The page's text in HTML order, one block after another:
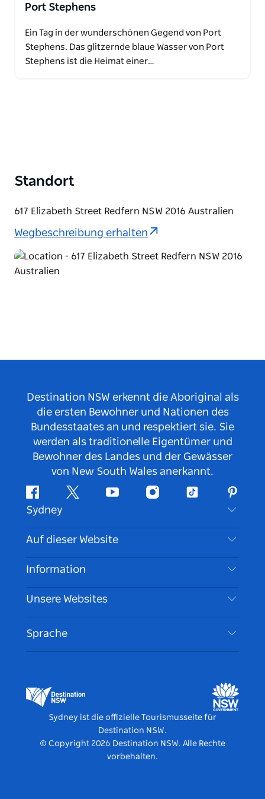
Port Stephens
Ein Tag in der wunderschönen Gegend von Port
Stephens. Das glitzernde blaue Wasser von Port
Stephens ist die Heimat einer…
Standort
617 Elizabeth Street Redfern NSW 2016 Australien
Wegbeschreibung erhalten
Destination NSW erkennt die Aboriginal als
die ersten Bewohner und Nationen des
Bundesstaates an und respektiert sie. Sie
werden als traditionelle Eigentümer und
Bewohner des Landes und der Gewässer
von New South Wales anerkannt.
FacebookTwitter YouTubeInstagramTikTok
Sydney
Kontaktieren Sie uns
Haftungsausschluss
Cookie Notice
Auf dieser Website
Reiseziele
Aktivitäten
Veranstaltungen
Unterkunft
Information
Reiseinformationen
Barrierefreies Sydney
Tragen Sie Ihr Unternehmen ein
Unsere Websites
Destination NSW Medienzentrum
Vivid Sydney
Sprache
Sydney ist die offizielle Tourismusseite für
Destination NSW.
© Copyright 2026 Destination NSW. Alle Rechte
vorbehalten.